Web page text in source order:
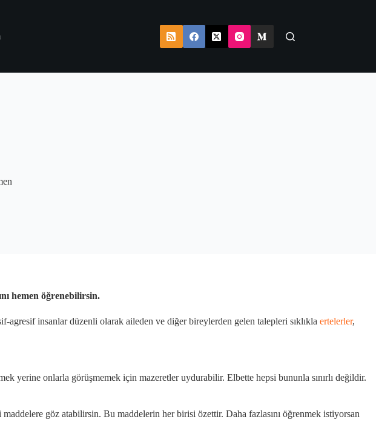
hemen öğrenebilirsin.
agresif insanlar düzenli olarak aileden ve diğer bireylerden gelen talepleri sıklıkla ertelerler,
yerine onlarla görüşmemek için mazeretler uydurabilir. Elbette hepsi bununla sınırlı değildir.
maddelere göz atabilirsin. Bu maddelerin her birisi özettir. Daha fazlasını öğrenmek istiyorsan